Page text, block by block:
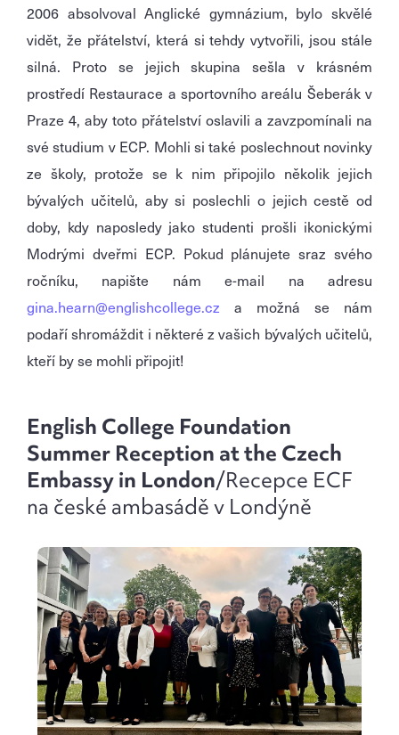
2006 absolvoval Anglické gymnázium, bylo skvělé
vidět, že přátelství, která si tehdy vytvořili, jsou stále
silná. Proto se jejich skupina sešla v krásném
prostředí Restaurace a sportovního areálu Šeberák v
Praze 4, aby toto přátelství oslavili a zavzpomínali na
své studium v ECP. Mohli si také poslechnout novinky
ze školy, protože se k nim připojilo několik jejich
bývalých učitelů, aby si poslechli o jejich cestě od
doby, kdy naposledy jako studenti prošli ikonickými
Modrými dveřmi ECP. Pokud plánujete sraz svého
ročníku, napište nám e-mail na adresu
gina.hearn@englishcollege.cz a možná se nám
podaří shromáždit i některé z vašich bývalých učitelů,
kteří by se mohli připojit!
English College Foundation
Summer Reception at the Czech
Embassy in London/Recepce ECF
na české ambasádě v Londýně